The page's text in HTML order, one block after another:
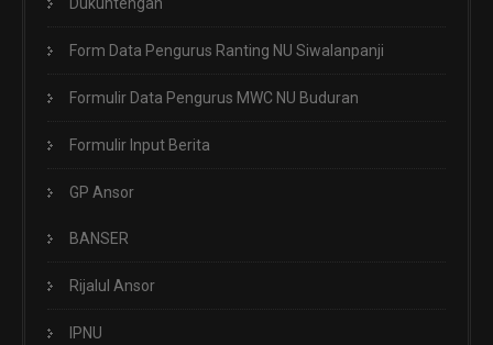
Form Data Pengurus Ranting NU Siwalanpanji
Formulir Data Pengurus MWC NU Buduran
Formulir Input Berita
GP Ansor
BANSER
Rijalul Ansor
IPNU